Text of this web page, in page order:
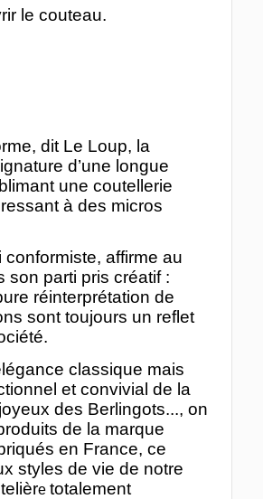
le couteau.
dit Le Loup, la
d’une longue
une coutellerie
à des micros
affirme au
son parti pris créatif :
réinterprétation de
sont toujours un reflet
classique mais
et convivial de la
des Berlingots..., on
de la marque
en France, ce
styles de vie de notre
e totalement